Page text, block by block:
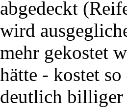
abgedeckt
wird
mehr gekostet
hätte - kostet
deutlich billiger